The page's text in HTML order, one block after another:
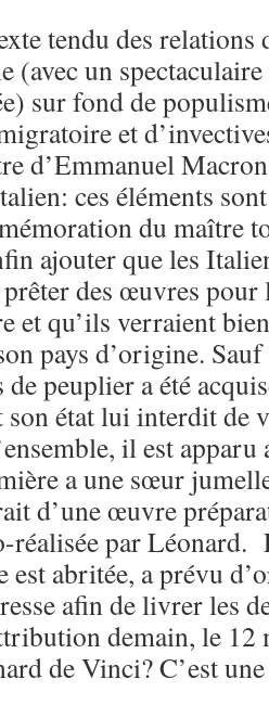
tendu des
(avec un
sur fond de
et
d’Emmanuel
ces éléments
du maître
ajouter que les
des œuvres pour
qu’ils verraient
pays d’origine.
peuplier a été
son état lui interdit de
il est
a une sœur
d’une œuvre
réalisée par Léonard.
abritée, a prévu
afin de livrer les
demain, le 12
de Vinci? C’est